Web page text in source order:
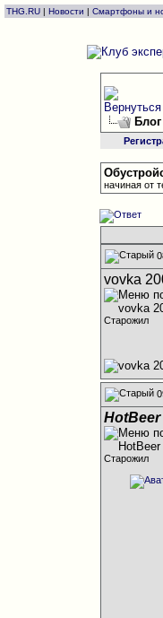
THG.RU | Новости | Смартфоны и
начиная от
vovka
Старожил
HotBeer
Старожил